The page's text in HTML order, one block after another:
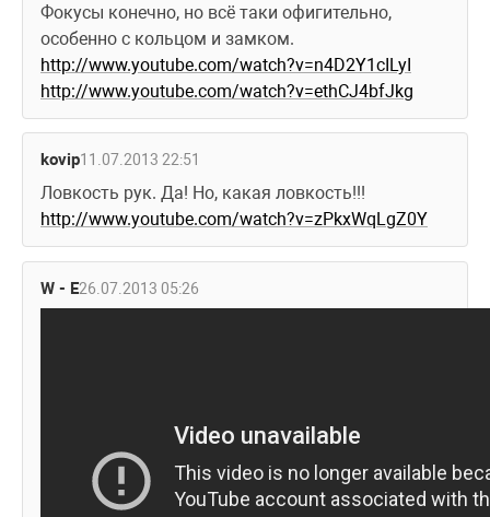
Фокусы конечно, но всё таки офигительно,
http://www.youtube.com/watch?v=n4D2Y1cILyI
http://www.youtube.com/watch?v=ethCJ4bfJkg
kovip11.07.2013 22:51
http://www.youtube.com/watch?v=zPkxWqLgZ0Y
W - E26.07.2013 05:26